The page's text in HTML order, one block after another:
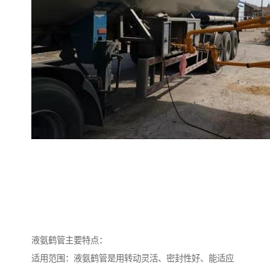
液氨鹤管主要特点：
适用范围：液氨鹤管是用转动灵活、密封性好、能适应